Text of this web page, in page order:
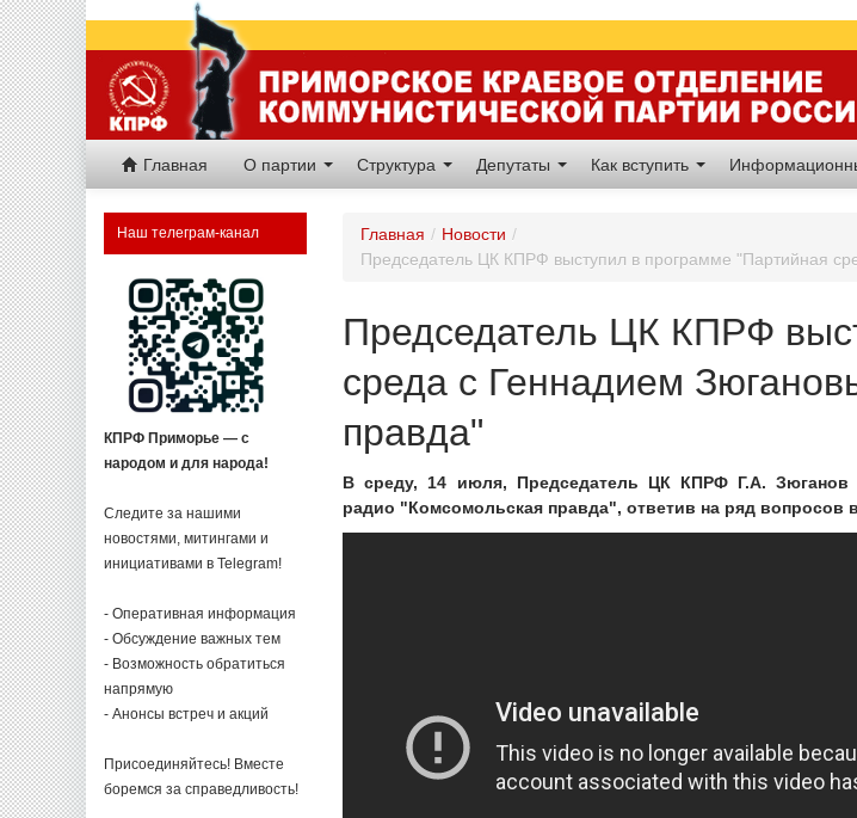
Главная О партии Структура Депутаты Как вступить
Наш телеграм-канал
КПРФ Приморье — с
народом и для народа!
Следите за нашими
новостями, митингами и
инициативами в Telegram!
- Оперативная информация
- Обсуждение важных тем
- Возможность обратиться
напрямую
- Анонсы встреч и акций
Присоединяйтесь! Вместе
боремся за справедливость!
Главная / Новости /
Председатель ЦК КПРФ выступил в программе "Партийная
Председатель ЦК КПРФ
среда с Геннадием
правда"
В среду, 14 июля, Председатель ЦК КПРФ Г.А. Зюганов
радио "Комсомольская правда", ответив на ряд вопросов